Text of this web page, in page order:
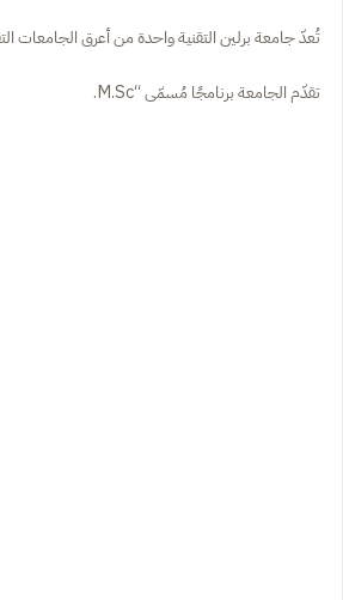
تُعدّ جامعة برلين التقنية واحدة من أعرق الجامعات
تقدّم الجامعة برنامجًا مُسمّى “M.Sc.